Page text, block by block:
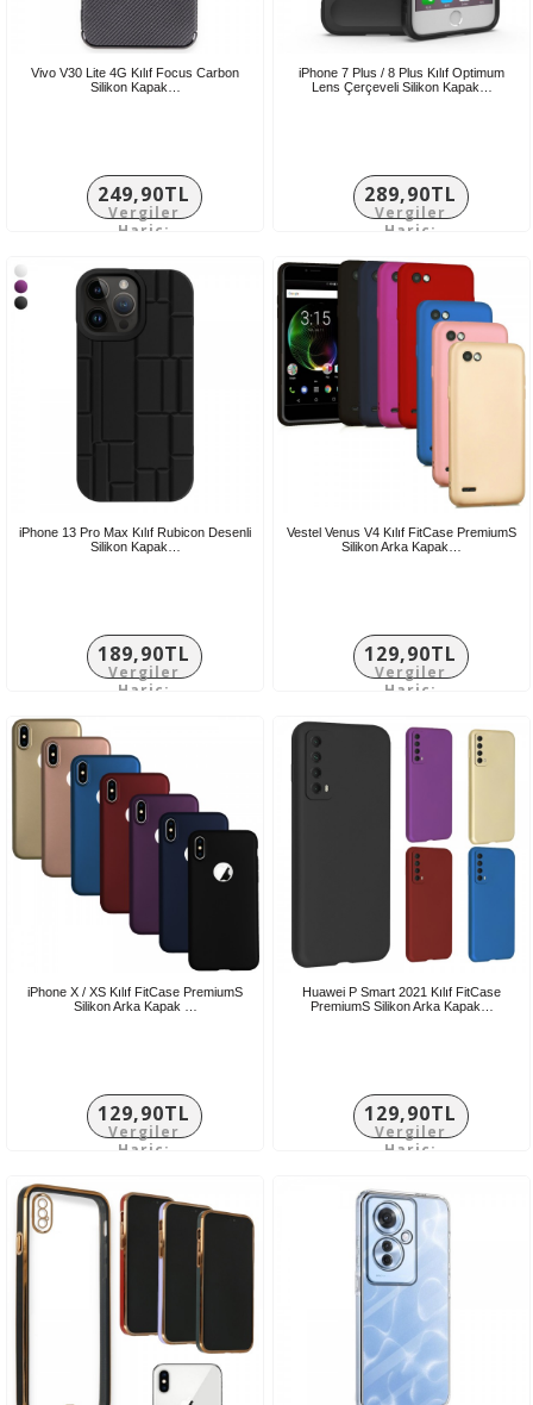
Vivo V30 Lite 4G Kılıf Focus Carbon
Silikon Kapak…
249,90TL
Vergiler
Hariç:
iPhone 7 Plus / 8 Plus Kılıf Optimum
Lens Çerçeveli Silikon Kapak…
289,90TL
Vergiler
Hariç:
iPhone 13 Pro Max Kılıf Rubicon Desenli
Silikon Kapak…
189,90TL
Vergiler
Hariç:
Vestel Venus V4 Kılıf FitCase PremiumS
Silikon Arka Kapak…
129,90TL
Vergiler
Hariç:
iPhone X / XS Kılıf FitCase PremiumS
Silikon Arka Kapak …
129,90TL
Vergiler
Hariç:
Huawei P Smart 2021 Kılıf FitCase
PremiumS Silikon Arka Kapak…
129,90TL
Vergiler
Hariç: